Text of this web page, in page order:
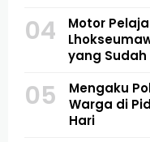
04
Motor
yang
05
Mengaku
Warga di
Hari